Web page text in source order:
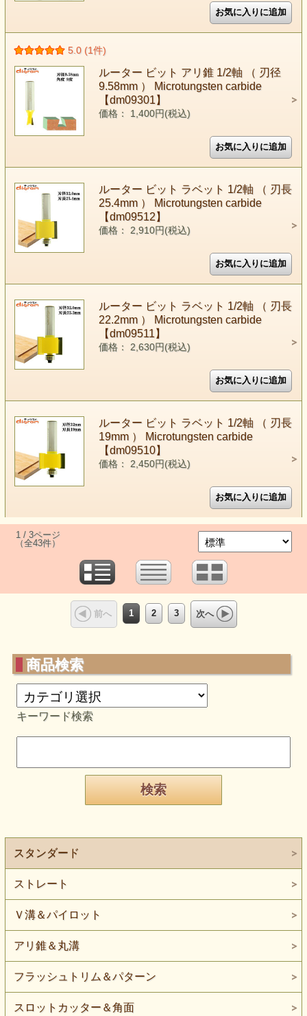
5.0 (1件)
ルーター ビット アリ錐 1/2軸 （ 刃径
9.58mm ） Microtungsten carbide
【dm09301】
価格： 1,400円(税込)
ルーター ビット ラベット 1/2軸 （ 刃長
25.4mm ） Microtungsten carbide
【dm09512】
価格： 2,910円(税込)
ルーター ビット ラベット 1/2軸 （ 刃長
22.2mm ） Microtungsten carbide
【dm09511】
価格： 2,630円(税込)
ルーター ビット ラベット 1/2軸 （ 刃長
19mm ） Microtungsten carbide
【dm09510】
価格： 2,450円(税込)
1 / 3ページ
（全43件）
前へ 1 2 3 次へ
商品検索
キーワード検索
スタンダード
ストレート
Ｖ溝＆パイロット
アリ錐＆丸溝
フラッシュトリム＆パターン
スロットカッター＆角面